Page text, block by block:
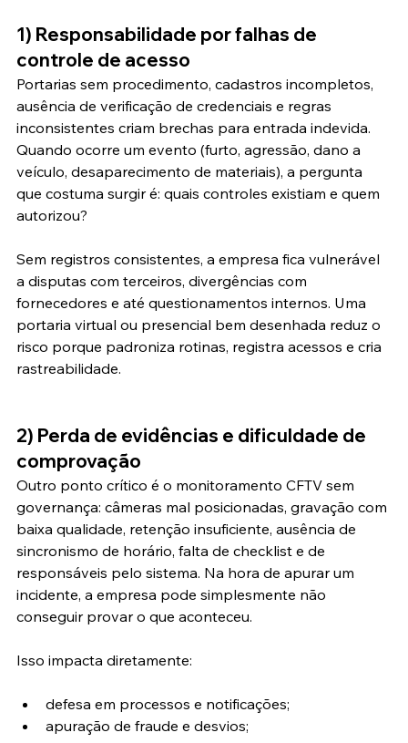
1) Responsabilidade por falhas de
controle de acesso
Portarias sem procedimento, cadastros incompletos,
ausência de verificação de credenciais e regras
inconsistentes criam brechas para entrada indevida.
Quando ocorre um evento (furto, agressão, dano a
veículo, desaparecimento de materiais), a pergunta
que costuma surgir é: quais controles existiam e quem
autorizou?
Sem registros consistentes, a empresa fica vulnerável
a disputas com terceiros, divergências com
fornecedores e até questionamentos internos. Uma
portaria virtual ou presencial bem desenhada reduz o
risco porque padroniza rotinas, registra acessos e cria
rastreabilidade.
2) Perda de evidências e dificuldade de
comprovação
Outro ponto crítico é o monitoramento CFTV sem
governança: câmeras mal posicionadas, gravação com
baixa qualidade, retenção insuficiente, ausência de
sincronismo de horário, falta de checklist e de
responsáveis pelo sistema. Na hora de apurar um
incidente, a empresa pode simplesmente não
conseguir provar o que aconteceu.
Isso impacta diretamente:
defesa em processos e notificações;
apuração de fraude e desvios;